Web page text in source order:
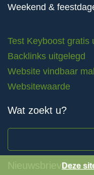
Weekend &
Test Keyboost gratis
Backlinks uitgelegd
Website vindbaar
Websitewaarde
Wat zoekt u?
NieuwsbrievenDeze